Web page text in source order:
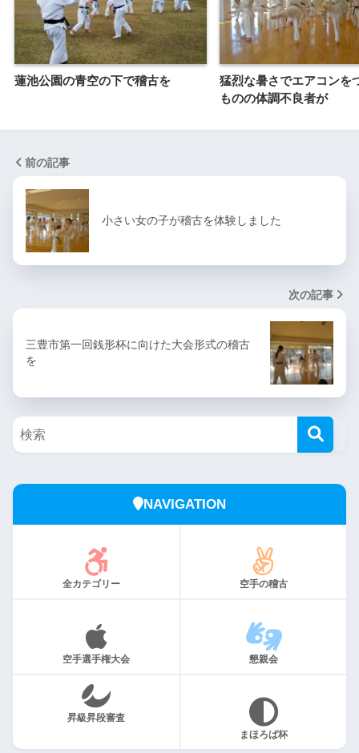
蓮池公園の青空の下で稽古を
猛烈な暑さでエアコンを
ものの体調不良者が
前の記事
小さい女の子が稽古を体験しました
次の記事
三豊市第一回銭形杯に向けた大会形式の稽古
を
NAVIGATION
全カテゴリー 空手の稽古
空手選手権大会 懇親会
昇級昇段審査
まほろば杯